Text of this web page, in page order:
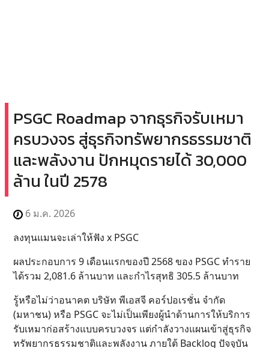
PSGC Roadmap จากธุรกิจรับเหมา
ครบวงจร สู่ธุรกิจทรัพยากรธรรมชาติ
และพลังงาน ปักหมุดรายได้ 30,000
ล้าน ในปี 2578
6 ม.ค. 2026
ลงทุนแมนจะเล่าให้ฟัง x PSGC
ผลประกอบการ 9 เดือนแรกของปี 2568 ของ PSGC ทำราย
ได้รวม 2,081.6 ล้านบาท และกำไรสุทธิ 305.5 ล้านบาท
รู้หรือไม่ว่าอนาคต บริษัท พีเอสจี คอร์ปอเรชั่น จำกัด
(มหาชน) หรือ PSGC จะไม่เป็นเพียงผู้นำด้านการให้บริการ
รับเหมาก่อสร้างแบบครบวงจร แต่กำลังวางแผนเข้าสู่ธุรกิจ
ทรัพยากรธรรมชาติและพลังงาน ภายใต้ Backlog ปัจจุบัน